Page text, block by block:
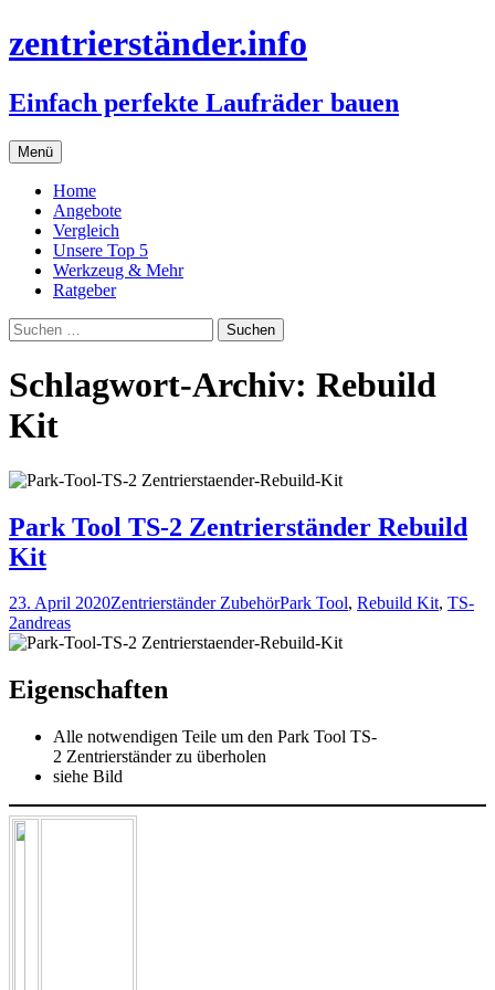
zentrierständer.info
Einfach perfekte Laufräder bauen
Menü Zum
Inhalt
springen
Home
Angebote
Vergleich
Unsere Top 5
Werkzeug & Mehr
Ratgeber
Suchen
nach:
Schlagwort-Archiv: Rebuild
Kit
Park Tool TS-2 Zentrierständer Rebuild
Kit
23. April 2020Zentrierständer ZubehörPark Tool, Rebuild Kit, TS-
2andreas
Eigenschaften
Alle notwendigen Teile um den Park Tool TS-
2 Zentrierständer zu überholen
siehe Bild